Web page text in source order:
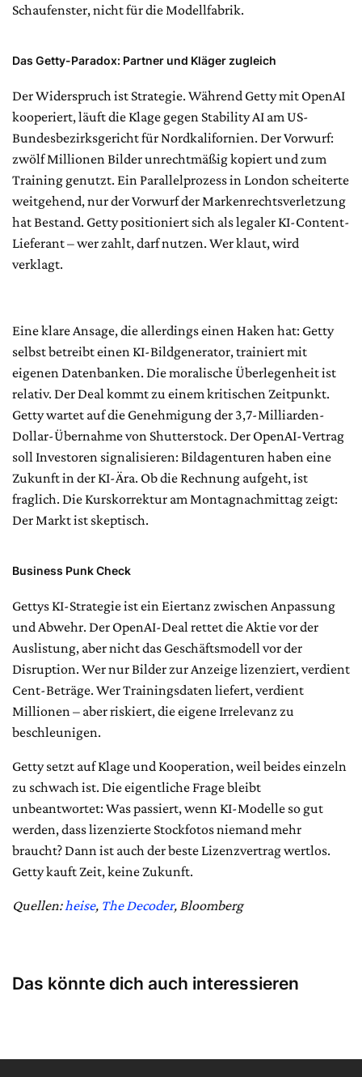
Schaufenster, nicht für die Modellfabrik.
Das Getty-Paradox: Partner und Kläger zugleich
Der Widerspruch ist Strategie. Während Getty mit OpenAI
kooperiert, läuft die Klage gegen Stability AI am US-
Bundesbezirksgericht für Nordkalifornien. Der Vorwurf:
zwölf Millionen Bilder unrechtmäßig kopiert und zum
Training genutzt. Ein Parallelprozess in London scheiterte
weitgehend, nur der Vorwurf der Markenrechtsverletzung
hat Bestand. Getty positioniert sich als legaler KI-Content-
Lieferant – wer zahlt, darf nutzen. Wer klaut, wird
verklagt.
Eine klare Ansage, die allerdings einen Haken hat: Getty
selbst betreibt einen KI-Bildgenerator, trainiert mit
eigenen Datenbanken. Die moralische Überlegenheit ist
relativ. Der Deal kommt zu einem kritischen Zeitpunkt.
Getty wartet auf die Genehmigung der 3,7-Milliarden-
Dollar-Übernahme von Shutterstock. Der OpenAI-Vertrag
soll Investoren signalisieren: Bildagenturen haben eine
Zukunft in der KI-Ära. Ob die Rechnung aufgeht, ist
fraglich. Die Kurskorrektur am Montagnachmittag zeigt:
Der Markt ist skeptisch.
Business Punk Check
Gettys KI-Strategie ist ein Eiertanz zwischen Anpassung
und Abwehr. Der OpenAI-Deal rettet die Aktie vor der
Auslistung, aber nicht das Geschäftsmodell vor der
Disruption. Wer nur Bilder zur Anzeige lizenziert, verdient
Cent-Beträge. Wer Trainingsdaten liefert, verdient
Millionen – aber riskiert, die eigene Irrelevanz zu
beschleunigen.
Getty setzt auf Klage und Kooperation, weil beides einzeln
zu schwach ist. Die eigentliche Frage bleibt
unbeantwortet: Was passiert, wenn KI-Modelle so gut
werden, dass lizenzierte Stockfotos niemand mehr
braucht? Dann ist auch der beste Lizenzvertrag wertlos.
Getty kauft Zeit, keine Zukunft.
Quellen: heise, The Decoder, Bloomberg
Das könnte dich auch interessieren